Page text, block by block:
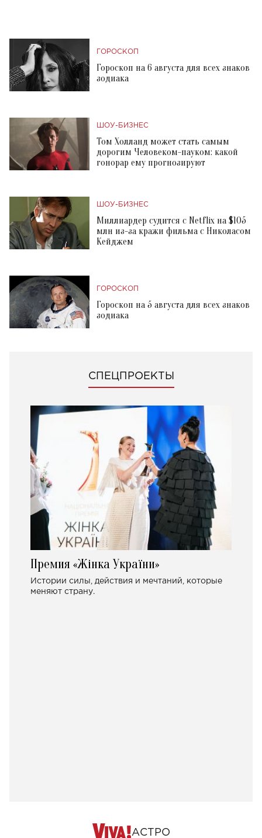
ГОРОСКОП
Гороскоп на 6 августа для всех знаков
зодиака
ШОУ-БИЗНЕС
Том Холланд может стать самым
дорогим Человеком-пауком: какой
гонорар ему прогнозируют
ШОУ-БИЗНЕС
Миллиардер судится с Netflix на $105
млн из-за кражи фильма с Николасом
Кейджем
ГОРОСКОП
Гороскоп на 5 августа для всех знаков
зодиака
СПЕЦПРОЕКТЫ
Премия «Жінка України»
Истории силы, действия и мечтаний, которые
меняют страну.
АСТРО